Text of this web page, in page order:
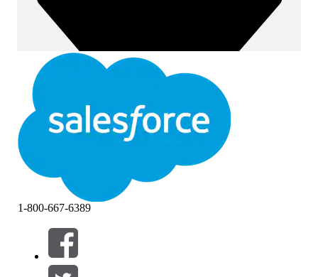
Filter (0)
VÄLJ FILTER
1-800-667-6389